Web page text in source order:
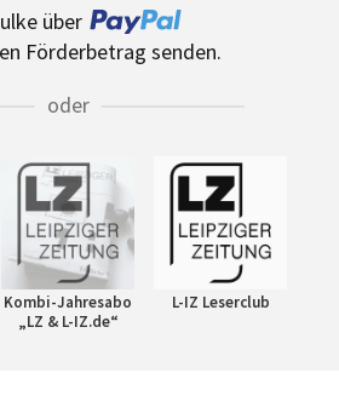
über
Förderbetrag senden.
oder
Kombi-Jahresabo
„LZ & L-IZ.de“
L-IZ Leserclub